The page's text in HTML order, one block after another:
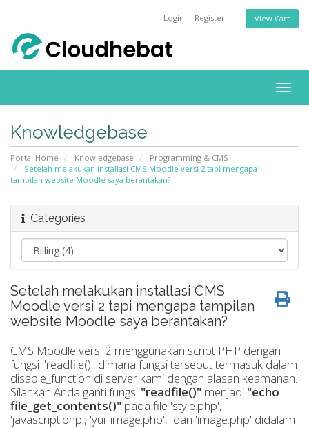
Login Register View Cart
Knowledgebase
Portal Home Knowledgebase
Programming & CMS
Setelah melakukan installasi CMS Moodle versi 2 tapi mengapa
tampilan website Moodle saya berantakan?
Categories
Setelah melakukan installasi CMS
Moodle versi 2 tapi mengapa tampilan
website Moodle saya berantakan?
CMS Moodle versi 2 menggunakan script PHP dengan
fungsi "readfile()" dimana fungsi tersebut termasuk dalam
disable_function di server kami dengan alasan keamanan.
Silahkan Anda ganti fungsi "readfile()" menjadi "echo
file_get_contents()" pada file 'style.php',
'javascript.php', 'yui_image.php', dan 'image.php' didalam